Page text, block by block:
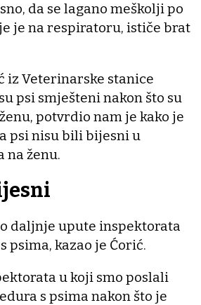
da se lagano meškolji po
je na respiratoru, ističe brat
iz Veterinarske stanice
psi smješteni nakon što su
potvrdio nam je kako je
psi nisu bili bijesni u
na ženu.
daljnje upute inspektorata
psima, kazao je Ćorić.
u koji smo poslali
s psima nakon što je